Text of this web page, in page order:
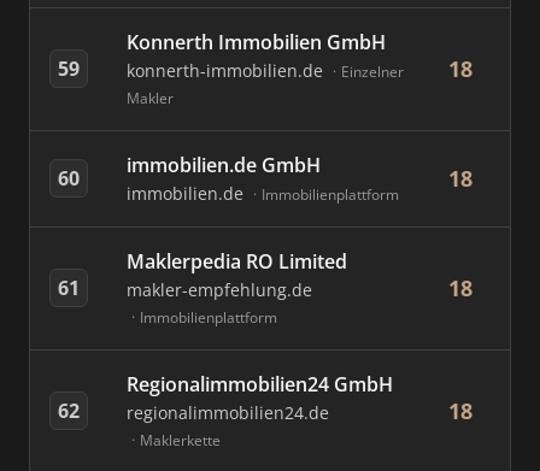
59
Konnerth Immobilien GmbH
konnerth-immobilien.de
Einzelner
Makler
18
60 immobilien.de GmbH
immobilien.de Immobilienplattform
18
61
Maklerpedia RO Limited
makler-empfehlung.de
Immobilienplattform
18
62
Regionalimmobilien24 GmbH
regionalimmobilien24.de
Maklerkette
18